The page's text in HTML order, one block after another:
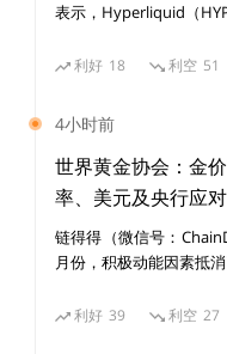
骨，终究是落了下乘。
3、BSV（BSV 之所以叫“
要论述）
BSV 的底层哲学是“协
表示，Hyperliquid（
特币加密基金中资金流
剧，其资金流入在 7 月
队在报告中指出，
的资金流入比例在 5 月
趋势在近期已经消退。
增长项目之一，其原生
续合约交易平台而大幅
和以太坊之外规模最大
库投资者以及 ETF 发行
衍生品平台正面临来自
监管框架下的加密永续
利好 18 利空 51
4小时前
世界黄金协会：金
率、美元及央行应对
链得得（微信号：
月份，积极动能因素抵
望未来，不能排除出现
但这本身并不意味着黄
利好 39 利空 27